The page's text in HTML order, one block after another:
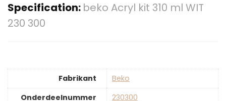
Specification: beko Acryl kit 310 ml WIT
230 300
Fabrikant
‎Beko
Onderdeelnummer
‎230300